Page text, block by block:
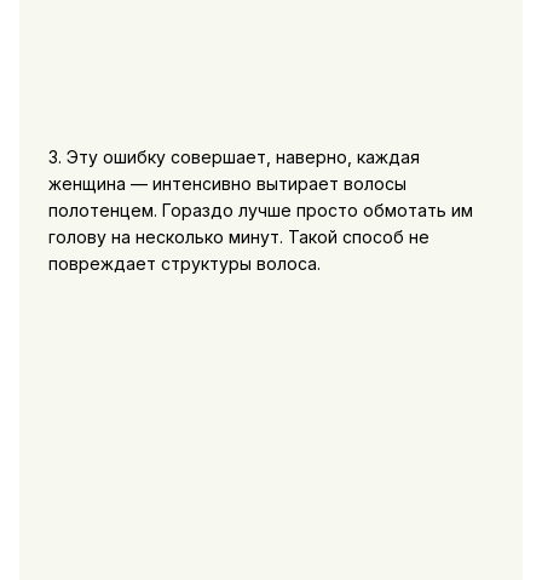
3. Эту ошибку совершает, наверно, каждая
женщина — интенсивно вытирает волосы
полотенцем. Гораздо лучше просто обмотать им
голову на несколько минут. Такой способ не
повреждает структуры волоса.